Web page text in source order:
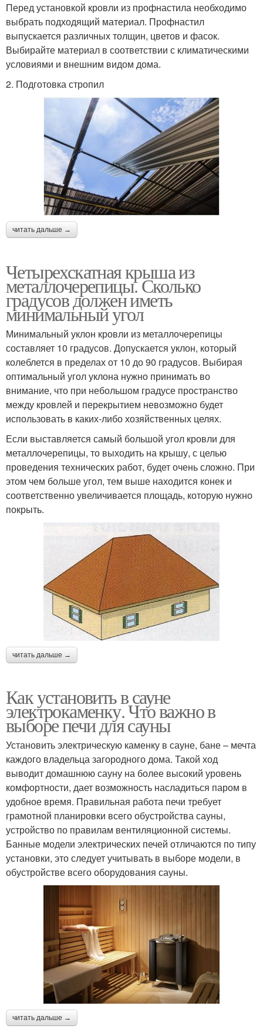
Перед установкой кровли из профнастила необходимо
выбрать подходящий материал. Профнастил
выпускается различных толщин, цветов и фасок.
Выбирайте материал в соответствии с климатическими
условиями и внешним видом дома.
2. Подготовка стропил
читать дальше →
Четырехскатная крыша из
металлочерепицы. Сколько
градусов должен иметь
минимальный угол
Минимальный уклон кровли из металлочерепицы
составляет 10 градусов. Допускается уклон, который
колеблется в пределах от 10 до 90 градусов. Выбирая
оптимальный угол уклона нужно принимать во
внимание, что при небольшом градусе пространство
между кровлей и перекрытием невозможно будет
использовать в каких-либо хозяйственных целях.
Если выставляется самый большой угол кровли для
металлочерепицы, то выходить на крышу, с целью
проведения технических работ, будет очень сложно. При
этом чем больше угол, тем выше находится конек и
соответственно увеличивается площадь, которую нужно
покрыть.
читать дальше →
Как установить в сауне
электрокаменку. Что важно в
выборе печи для сауны
Установить электрическую каменку в сауне, бане – мечта
каждого владельца загородного дома. Такой ход
выводит домашнюю сауну на более высокий уровень
комфортности, дает возможность насладиться паром в
удобное время. Правильная работа печи требует
грамотной планировки всего обустройства сауны,
устройство по правилам вентиляционной системы.
Банные модели электрических печей отличаются по типу
установки, это следует учитывать в выборе модели, в
обустройстве всего оборудования сауны.
читать дальше →